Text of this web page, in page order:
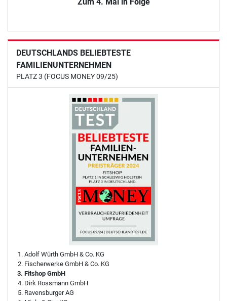
DEUTSCHLANDS BELIEBTESTE
FAMILIENUNTERNEHMEN
PLATZ 3 (FOCUS MONEY 09/25)
Adolf Würth GmbH & Co. KG
Fischerwerke GmbH & Co. KG
Fitshop GmbH
Dirk Rossmann GmbH
Ravensburger AG